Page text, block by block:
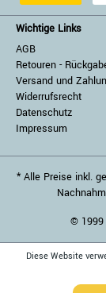
Wichtige Links
AGB
Retouren -
Versand und
Widerrufsrecht
Datenschutz
Impressum
* Alle Preise inkl.
© 1999
Diese Website